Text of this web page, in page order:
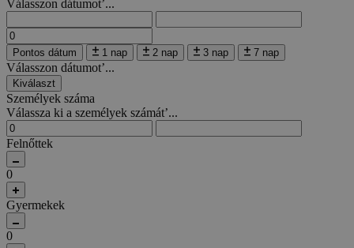
Válasszon dátumot’...
Pontos dátum 1 nap 2 nap 3 nap 7 nap
Válasszon dátumot’...
Kiválaszt
Személyek száma
Válassza ki a személyek számát’...
Felnőttek
0
Gyermekek
0